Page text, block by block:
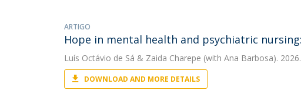
ARTIGO
Hope in mental health and psychiatric
Luís Octávio de Sá & Zaida Charepe (with Ana Barbosa).
DOWNLOAD AND MORE DETAILS